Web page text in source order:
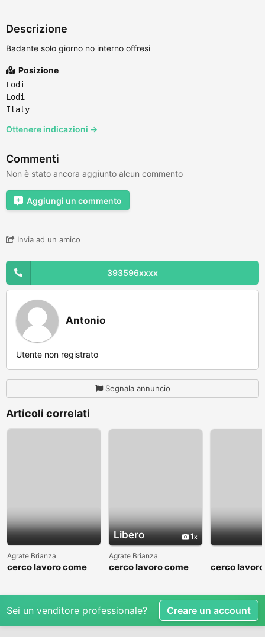
Descrizione
Badante solo giorno no interno offresi
Posizione
Lodi
Lodi
Italy
Ottenere indicazioni →
Commenti
Non è stato ancora aggiunto alcun commento
Aggiungi un commento
Invia ad un amico
393596xxxx
Antonio
Utente non registrato
Segnala annuncio
Articoli correlati
Agrate Brianza
cerco lavoro come
Libero 1
Agrate Brianza
cerco lavoro come
cerco
Sei un venditore professionale? Creare un account